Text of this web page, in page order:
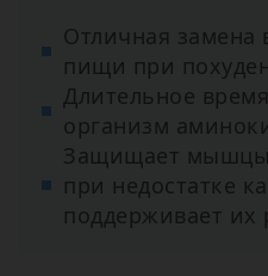
Отличная замена
пищи при
Длительное
организм
Защищает мышцы
при недостатке
поддерживает их